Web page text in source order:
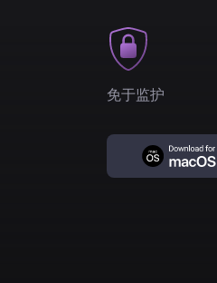
免于监护